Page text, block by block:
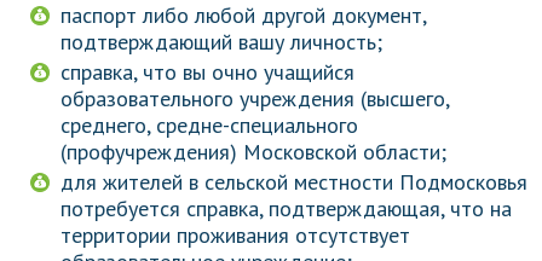
паспорт либо любой другой документ,
подтверждающий вашу личность;
справка, что вы очно учащийся
образовательного учреждения (высшего,
среднего, средне-специального
(профучреждения) Московской области;
для жителей в сельской местности Подмосковья
потребуется справка, подтверждающая, что на
территории проживания отсутствует